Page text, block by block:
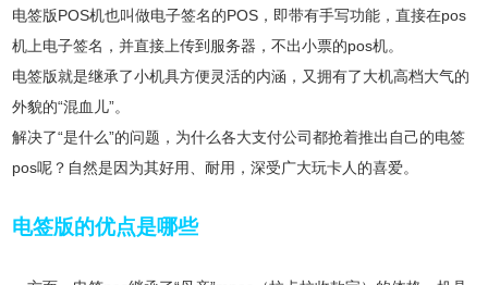
电签版POS机也叫做电子签名的POS，即带有手写功能，直接在pos
机上电子签名，并直接上传到服务器，不出小票的pos机。
电签版就是继承了小机具方便灵活的内涵，又拥有了大机高档大气的
外貌的“混血儿”。
解决了“是什么”的问题，为什么各大支付公司都抢着推出自己的电签
pos呢？自然是因为其好用、耐用，深受广大玩卡人的喜爱。
电签版的优点是哪些